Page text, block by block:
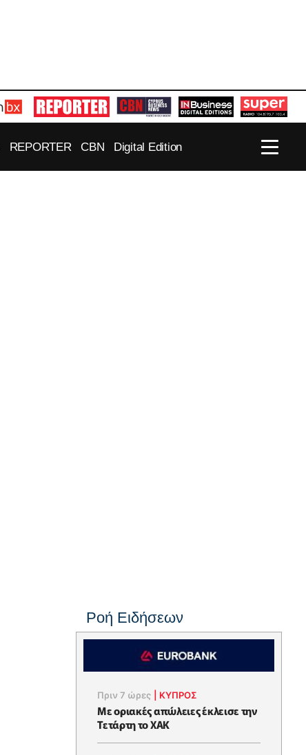
REPORTER CBN Digital Edition
Ροή Ειδήσεων
Πριν 7 ώρες ΚΥΠΡΟΣ
Με οριακές απώλειες έκλεισε την
Τετάρτη το ΧΑΚ